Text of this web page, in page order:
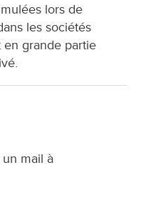
lors de
les sociétés
en grande partie
mail à